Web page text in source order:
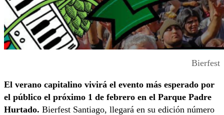
Bierfest
El verano capitalino vivirá el evento más esperado por
el público el próximo 1 de febrero en el Parque Padre
Hurtado. Bierfest Santiago, llegará en su edición número